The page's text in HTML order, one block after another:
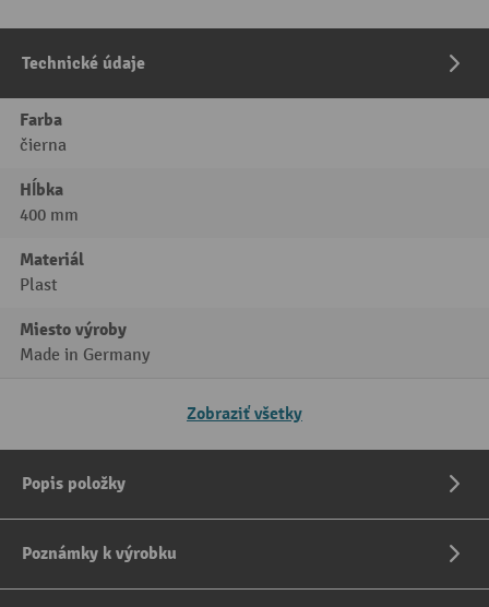
Technické údaje
Farba
čierna
Hĺbka
400 mm
Materiál
Plast
Miesto výroby
Made in Germany
Zobraziť všetky
Popis položky
Poznámky k výrobku